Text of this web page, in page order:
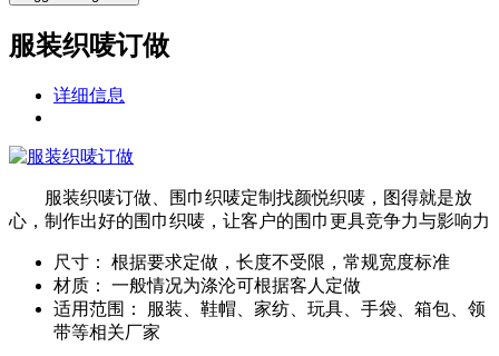
服装织唛订做
详细信息
服装织唛订做、围巾织唛定制找颜悦织唛，图得就是放
心，制作出好的围巾织唛，让客户的围巾更具竞争力与影响力
尺寸：
根据要求定做，长度不受限，常规宽度标准
材质：
一般情况为涤沦可根据客人定做
适用范围：
服装、鞋帽、家纺、玩具、手袋、箱包、领
带等相关厂家